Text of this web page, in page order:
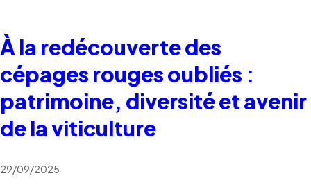
À la redécouverte des
cépages rouges oubliés :
patrimoine, diversité et avenir
de la viticulture
29/09/2025